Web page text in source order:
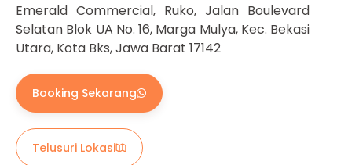
Emerald Commercial, Ruko, Jalan Boulevard
Selatan Blok UA No. 16, Marga Mulya, Kec. Bekasi
Utara, Kota Bks, Jawa Barat 17142
Booking Sekarang
Telusuri Lokasi